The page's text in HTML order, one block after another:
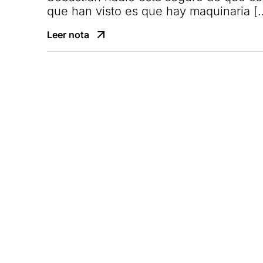
que han visto es que hay maquinaria
Leer nota